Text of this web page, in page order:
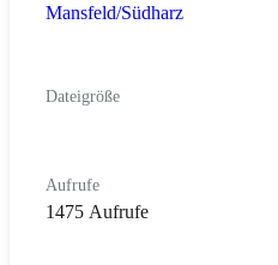
Mansfeld/Südharz
Dateigröße
Aufrufe
1475 Aufrufe